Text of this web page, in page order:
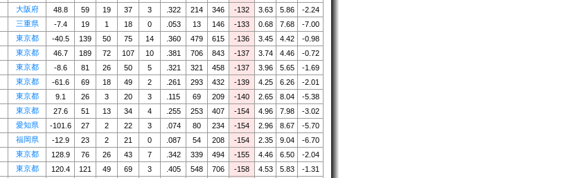
大阪府 48.8 59 19 37 3 .322 214 346 -132 3.63 5.86
-2.24
三重県 -7.4 19 1 18 0 .053 13 146 -133 0.68 7.68
-7.00
東京都 -40.5 139 50 75 14 .360 479 615 -136 3.45 4.42
-0.98
東京都 46.7 189 72 107 10 .381 706 843 -137 3.74 4.46
-0.72
東京都 -8.6 81 26 50 5 .321 321 458 -137 3.96 5.65
-1.69
東京都 -61.6 69 18 49 2 .261 293 432 -139 4.25 6.26
-2.01
東京都 9.1 26 3 20 3 .115 69 209 -140 2.65 8.04
-5.38
東京都 27.6 51 13 34 4 .255 253 407 -154 4.96 7.98
-3.02
愛知県 -101.6 27 2 22 3 .074 80 234 -154 2.96 8.67
-5.70
福岡県 -12.9 23 2 21 0 .087 54 208 -154 2.35 9.04
-6.70
東京都 128.9 76 26 43 7 .342 339 494 -155 4.46 6.50
-2.04
東京都 120.4 121 49 69 3 .405 548 706 -158 4.53 5.83
-1.31